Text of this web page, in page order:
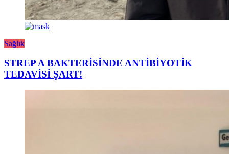
Sağlık
STREP A BAKTERİSİNDE ANTİBİYOTİK
TEDAVİSİ ŞART!